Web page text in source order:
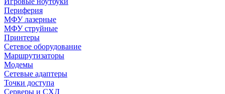
Периферия
МФУ лазерные
МФУ струйные
Принтеры
Сетевое оборудование
Маршрутизаторы
Модемы
Сетевые адаптеры
Точки доступа
Серверы и СХД